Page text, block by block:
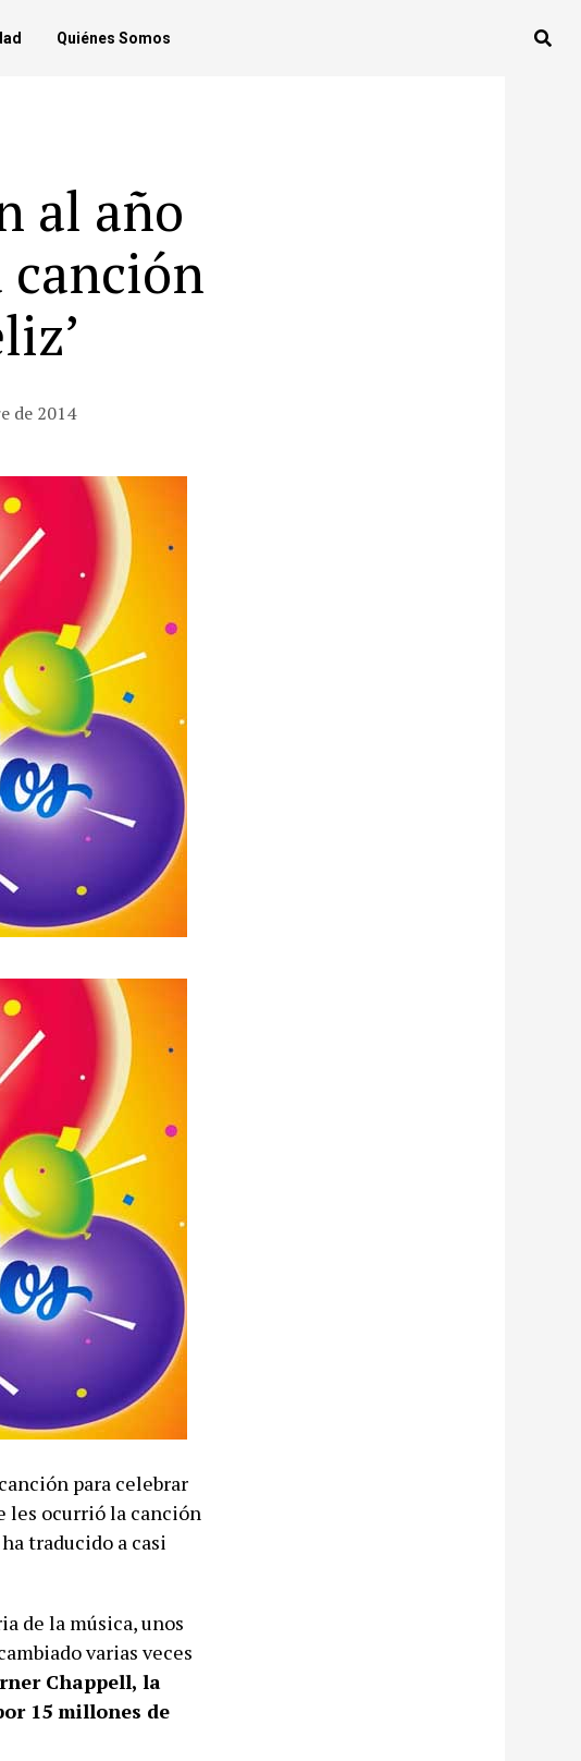
Quiénes Somos
al año
de 2014
para celebrar
les ocurrió la canción
traducido a casi
de la música, unos
varias veces
Chappell, la
15 millones de